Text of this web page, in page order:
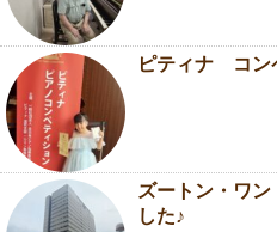
ピティナ コン
ズートン・ワ
した♪